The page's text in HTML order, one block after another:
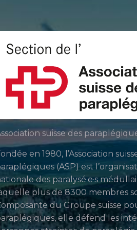
suisse des
en 1980, l’Association
(ASP) est
des paralysé·e·s
plus de 8300 membres
du Groupe suisse
elle défend les